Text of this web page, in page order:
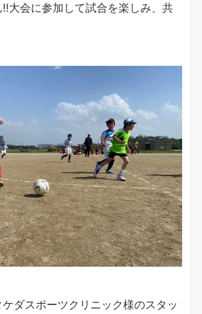
大会に参加して試合を楽しみ、共
ダスポーツクリニック様のスタッ